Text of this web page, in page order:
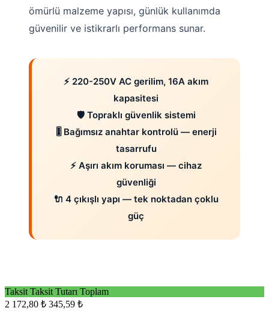
ömürlü malzeme yapısı, günlük kullanımda
güvenilir ve istikrarlı performans sunar.
⚡ 220-250V AC gerilim, 16A akım
kapasitesi
🛡️ Topraklı güvenlik sistemi
🎚️ Bağımsız anahtar kontrolü — enerji
tasarrufu
⚡ Aşırı akım koruması — cihaz
güvenliği
🔌 4 çıkışlı yapı — tek noktadan çoklu
güç
Taksit Taksit Tutarı Toplam
2 172,80 ₺ 345,59 ₺